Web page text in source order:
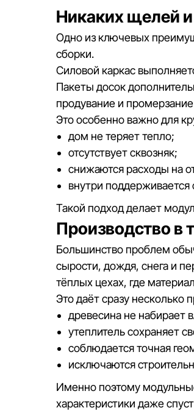
Никаких щелей
Одно из ключевых
сборки.
Силовой каркас
Пакеты досок
продувание и
Это особенно важно для
дом не теряет тепло;
отсутствует сквозняк;
снижаются расходы на
внутри
Такой подход делает
Производство в
Большинство проблем
сырости, дождя, снега и
тёплых цехах, где
Это даёт сразу несколько
древесина не набирает
утеплитель сохраняет
соблюдается точная
исключаются
Именно поэтому
характеристики даже